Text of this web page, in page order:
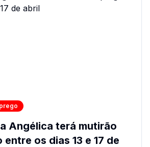
Angélica terá mutirão
os dias 13 e 17 de